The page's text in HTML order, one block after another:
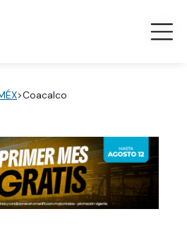
>Coacalco